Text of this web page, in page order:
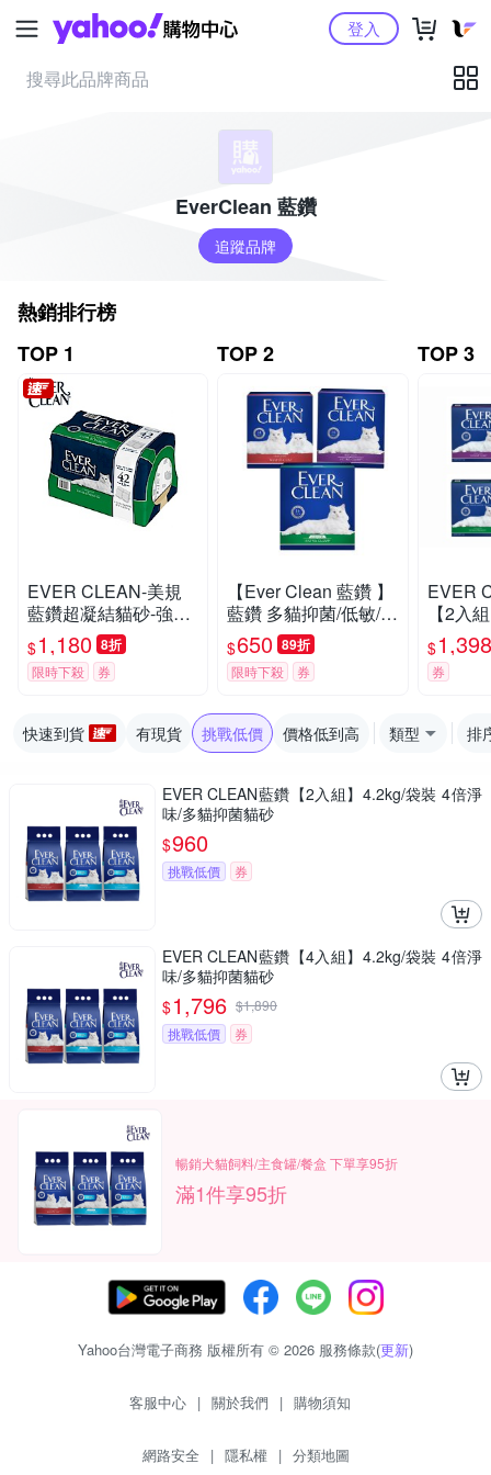
Yahoo購物中心登入
EverClean 藍鑽
追蹤品牌
熱銷排行榜
TOP 1
EVER CLEAN-美規
藍鑽超凝結貓砂-強效
低敏結塊貓砂 42LB(1
9kg)=綠標★
$1,180 8折
限時下殺 券
TOP 2
【Ever Clean 藍鑽 】
藍鑽 多貓抑菌/低敏/除
臭貓砂8.5kg -( 除臭/
抑味/ 凝結/長效淨味2
1天)
$650 89折
限時下殺 券
TOP 3
EVER
【2入
抑菌/
$1,398
券
快速到貨 有現貨 挑戰低價 價格低到高 類型 排
EVER CLEAN藍鑽【2入組】4.2kg/袋裝 4倍淨
味/多貓抑菌貓砂
$960
挑戰低價 券
EVER CLEAN藍鑽【4入組】4.2kg/袋裝 4倍淨
味/多貓抑菌貓砂
$1,796 $1,890
挑戰低價
券
暢銷犬貓飼料/主食罐/餐盒 下單享95折
滿1件享95折
Yahoo台灣電子商務 版權所有 © 2026 服務條款(更新)
客服中心 | 關於我們 | 購物須知
網路安全 | 隱私權 | 分類地圖